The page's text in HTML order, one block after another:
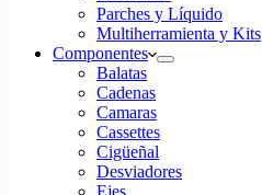
Parches y Líquido
Multiherramienta y Kits
Componentes
Balatas
Cadenas
Camaras
Cassettes
Cigüeñal
Desviadores
Ejes